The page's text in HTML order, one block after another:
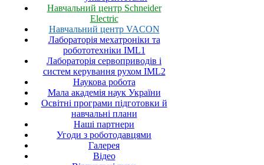
Навчальний центр Schneider
Electric
Навчальний центр VACON
Лабораторія мехатроніки та
робототехніки IML1
Лабораторія сервоприводів і
систем керування рухом IML2
Наукова робота
Мала академія наук України
Освітні програми підготовки й
навчальні плани
Наші партнери
Угоди з роботодавцями
Галерея
Відео